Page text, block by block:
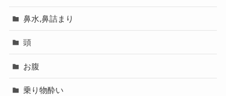
鼻水,鼻詰まり
頭
お腹
乗り物酔い